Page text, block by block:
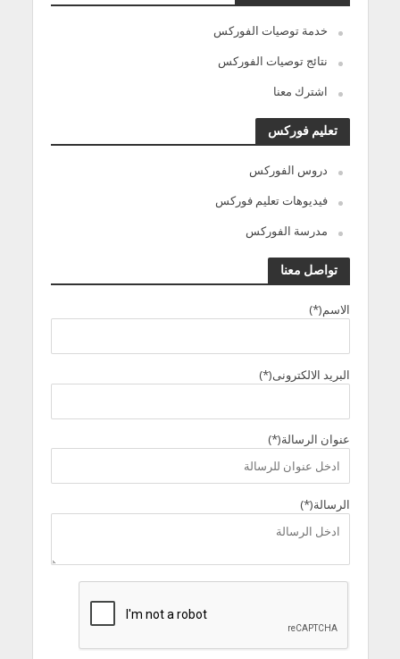
خدمة توصيات الفوركس
نتائج توصيات الفوركس
اشترك معنا
تعليم فوركس
دروس الفوركس
فيديوهات تعليم فوركس
مدرسة الفوركس
تواصل معنا
الاسم(*)
البريد الالكترونى(*)
عنوان الرسالة(*)
الرسالة(*)